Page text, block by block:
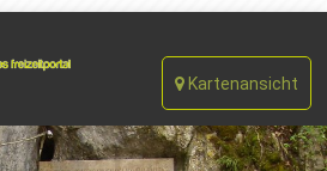
Kartenansicht